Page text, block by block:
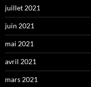
juillet 2021
juin 2021
mai 2021
avril 2021
mars 2021